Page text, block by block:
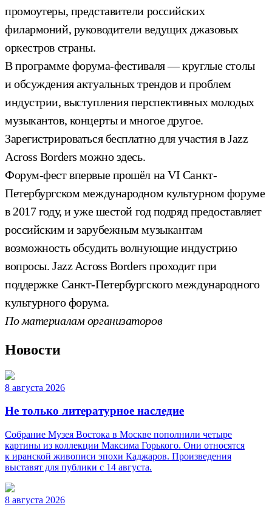
промоутеры, представители российских
филармоний, руководители ведущих джазовых
оркестров страны.
В программе форума-фестиваля — круглые столы
и обсуждения актуальных трендов и проблем
индустрии, выступления перспективных молодых
музыкантов, концерты и многое другое.
Зарегистрироваться бесплатно для участия в Jazz
Across Borders можно здесь.
Форум-фест впервые прошёл на VI Санкт-
Петербургском международном культурном форуме
в 2017 году, и уже шестой год подряд предоставляет
российским и зарубежным музыкантам
возможность обсудить волнующие индустрию
вопросы. Jazz Across Borders проходит при
поддержке Санкт-Петербургского международного
культурного форума.
По материалам организаторов
Новости
8 августа 2026
Не только литературное наследие
Собрание Музея Востока в Москве пополнили четыре
картины из коллекции Максима Горького. Они относятся
к иранской живописи эпохи Каджаров. Произведения
выставят для публики с 14 августа.
8 августа 2026